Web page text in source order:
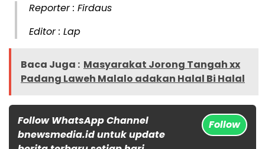
Reporter : Firdaus
Editor : Lap
Baca Juga : Masyarakat Jorong Tangah xx
Padang Laweh Malalo adakan Halal Bi Halal
Follow WhatsApp Channel
bnewsmedia.id untuk update
Follow